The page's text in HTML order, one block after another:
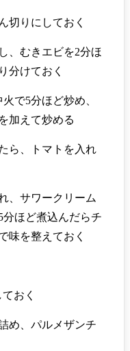
切りにしておく
、むきエビを2分ほ
分けておく
で5分ほど炒め、
加えて炒める
ら、トマトを入れ
、サワークリーム
ほど煮込んだらチ
味を整えておく
おく
め、パルメザンチ